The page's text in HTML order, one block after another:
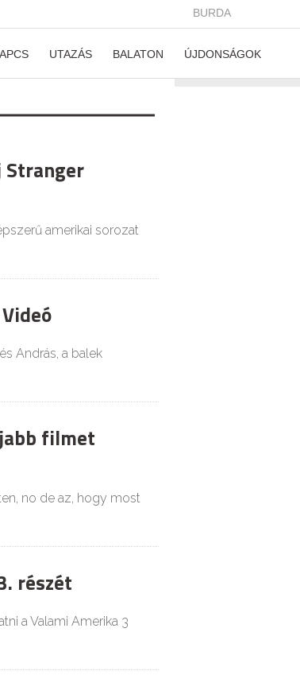
BURDA
UTAZÁS BALATON ÚJDONSÁGOK
Stranger
amerikai sorozat
András, a balek
filmet
no de az, hogy most
részét
a Valami Amerika 3